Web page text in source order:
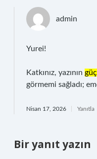
admin
Yurei!
Katkınız, yazının
görmemi sağladı;
Nisan 17, 2026 Yanıtla
Bir yanıt yazın